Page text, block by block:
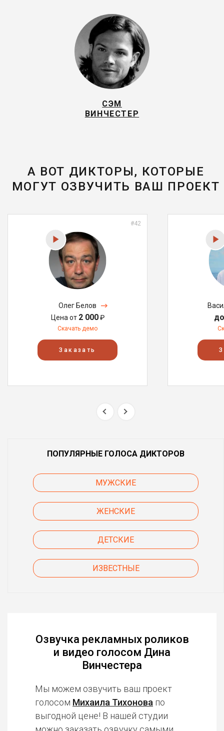
СЭМ
ВИНЧЕСТЕР
А ВОТ ДИКТОРЫ, КОТОРЫЕ
МОГУТ ОЗВУЧИТЬ ВАШ ПРОЕКТ
#42
Олег Белов
Цена от 2 000₽
Скачать демо
Заказать
ПОПУЛЯРНЫЕ ГОЛОСА ДИКТОРОВ
МУЖСКИЕ
ЖЕНСКИЕ
ДЕТСКИЕ
ИЗВЕСТНЫЕ
Озвучка рекламных роликов
и видео голосом Дина
Винчестера
Мы можем озвучить ваш проект
голосом Михаила Тихонова по
выгодной цене! В нашей студии